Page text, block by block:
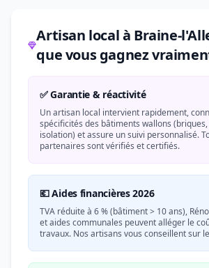
Artisan local à Braine-
que vous gagnez
✅ Garantie & réactivité
Un artisan local intervient rapidement,
spécificités des bâtiments wallons
isolation) et assure un suivi personnalisé.
partenaires sont vérifiés et certifiés.
💶 Aides financières 2026
TVA réduite à 6 % (bâtiment > 10 ans),
et aides communales peuvent alléger le
travaux. Nos artisans vous conseillent sur